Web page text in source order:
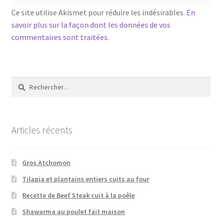
Ce site utilise Akismet pour réduire les indésirables. En
savoir plus sur la façon dont les données de vos
commentaires sont traitées.
Rechercher :
Articles récents
Gros Atchomon
Tilapia et plantains entiers cuits au four
Recette de Beef Steak cuit à la poêle
Shawarma au poulet fait maison